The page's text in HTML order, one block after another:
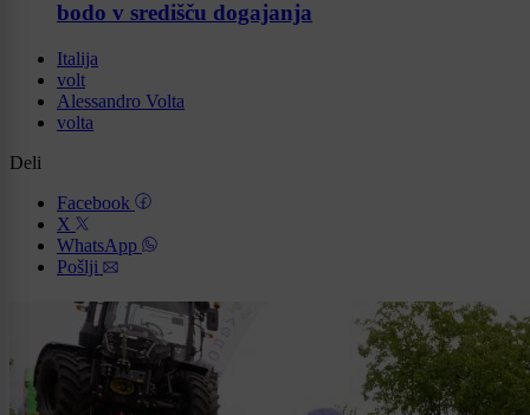
bodo v središču dogajanja
Italija
volt
Alessandro Volta
volta
Deli
Facebook
X
WhatsApp
Pošlji